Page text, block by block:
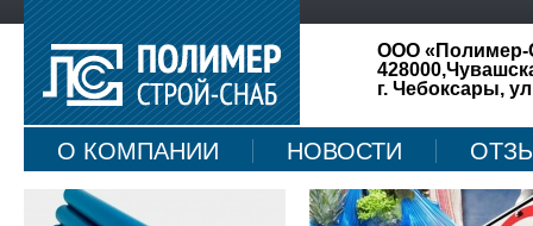
ООО «Полимер-
г. Чебоксары,
О КОМПАНИИ НОВОСТИ
КАРТА САЙТА